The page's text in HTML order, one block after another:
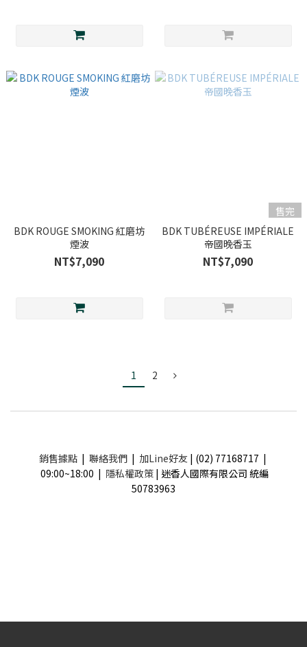
BDK ROUGE SMOKING 紅磨坊
煙波
NT$7,090
售完
BDK TUBÉREUSE IMPÉRIALE
帝國晚香玉
NT$7,090
1 2
銷售據點| 聯絡我們| 加Line好友 | (02) 77168717 |
09:00~18:00 | 隱私權政策 | 迷香人國際有限公司 統編
50783963